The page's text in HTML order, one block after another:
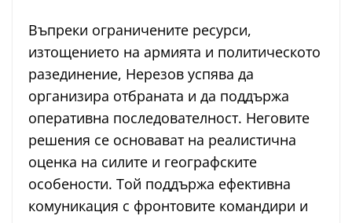
Въпреки ограничените ресурси,
изтощението на армията и политическото
разединение, Нерезов успява да
организира отбраната и да поддържа
оперативна последователност. Неговите
решения се основават на реалистична
оценка на силите и географските
особености. Той поддържа ефективна
комуникация с фронтовите командири и